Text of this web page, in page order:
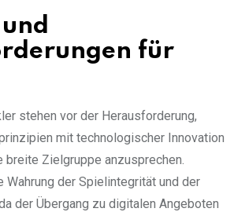
für
stehen vor der Herausforderung,
mit technologischer Innovation
breite Zielgruppe anzusprechen.
der Spielintegrität und der
der Übergang zu digitalen Angeboten